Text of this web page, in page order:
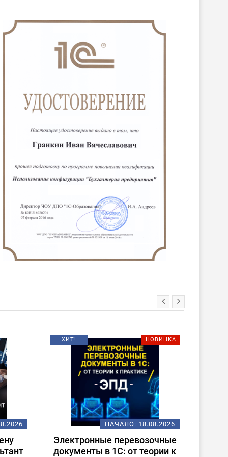
НОВИНКА
ХИТ!
НАЧАЛО: 18.08.2026
Электронные перевозочные
документы в 1С: от теории к